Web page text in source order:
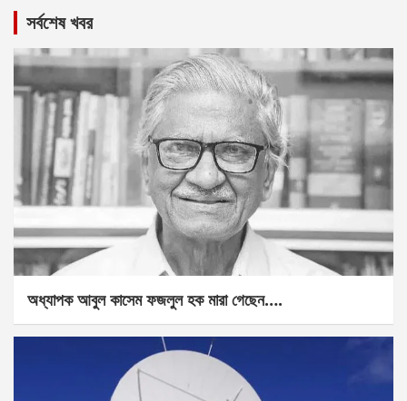
সর্বশেষ খবর
অধ্যাপক আবুল কাসেম ফজলুল হক মারা গেছেন….